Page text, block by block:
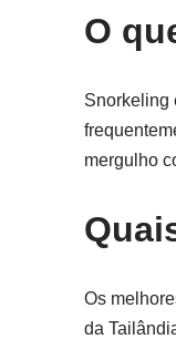
O
Snorkeling
mergulho
Os
da